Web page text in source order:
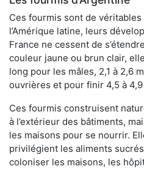
Ces fourmis sont de
l’Amérique latine, leurs
France ne cessent de
couleur jaune ou brun clair,
long pour les mâles, 2,1 à 2,6
ouvrières et pour finir 4,5 à
Ces fourmis construisent
à l’extérieur des bâtiments,
les maisons pour se nourrir.
privilégient les aliments
coloniser les maisons, les